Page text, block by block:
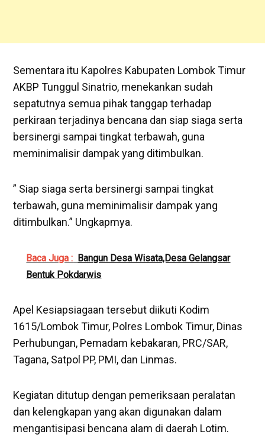
Sementara itu Kapolres Kabupaten Lombok Timur
AKBP Tunggul Sinatrio, menekankan sudah
sepatutnya semua pihak tanggap terhadap
perkiraan terjadinya bencana dan siap siaga serta
bersinergi sampai tingkat terbawah, guna
meminimalisir dampak yang ditimbulkan.
” Siap siaga serta bersinergi sampai tingkat
terbawah, guna meminimalisir dampak yang
ditimbulkan.” Ungkapmya.
Baca Juga : Bangun Desa Wisata,Desa Gelangsar
Bentuk Pokdarwis
Apel Kesiapsiagaan tersebut diikuti Kodim
1615/Lombok Timur, Polres Lombok Timur, Dinas
Perhubungan, Pemadam kebakaran, PRC/SAR,
Tagana, Satpol PP, PMI, dan Linmas.
Kegiatan ditutup dengan pemeriksaan peralatan
dan kelengkapan yang akan digunakan dalam
mengantisipasi bencana alam di daerah Lotim.